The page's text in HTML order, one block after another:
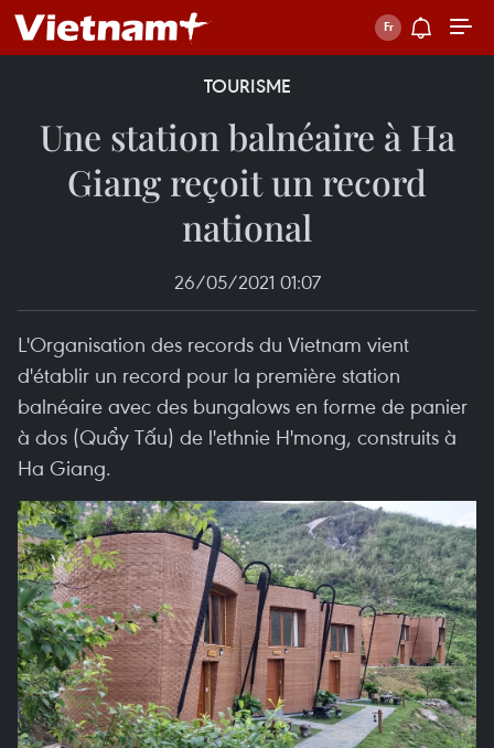
TOURISME
Une station balnéaire à Ha
Giang reçoit un record
national
26/05/2021 01:07
L'Organisation des records du Vietnam vient
d'établir un record pour la première station
balnéaire avec des bungalows en forme de panier
à dos (Quẩy Tấu) de l'ethnie H'mong, construits à
Ha Giang.